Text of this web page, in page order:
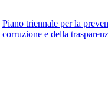
Piano triennale per la
corruzione e della